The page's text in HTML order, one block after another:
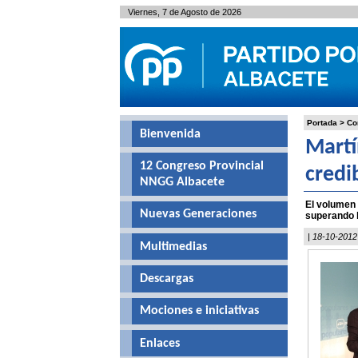
Portada >
El
superando
| 18-10-2012
Bienvenida
12 Congreso Provincial
NNGG Albacete
Nuevas Generaciones
Multimedias
Descargas
Mociones e iniciativas
Enlaces
Viernes, 7 de Agosto de 2026